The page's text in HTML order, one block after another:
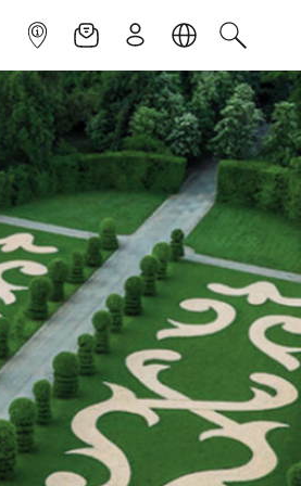
INFOPOINTNEWSLETTER
ISCRIVITILINGUACERCA